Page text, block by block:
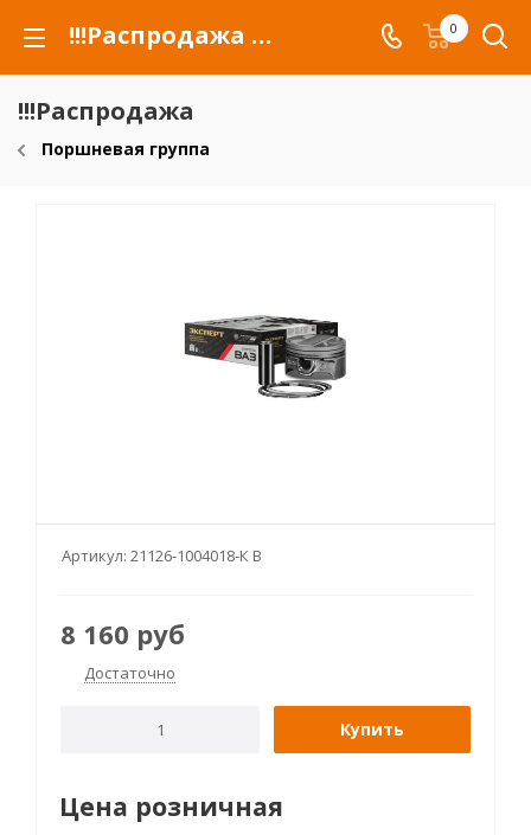
!!!Распродажа для автомобилей российских марок и сельхозтехники 0
!!!Распродажа
Поршневая группа
Артикул: 21126-1004018-К B
8 160 руб
Достаточно
Купить
Цена розничная